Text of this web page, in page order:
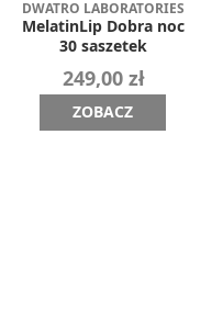
DWATRO LABORATORIES
MelatinLip Dobra noc
30 saszetek
249,00 zł
ZOBACZ